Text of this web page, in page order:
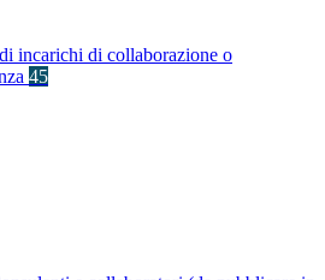
incarichi di collaborazione o
45